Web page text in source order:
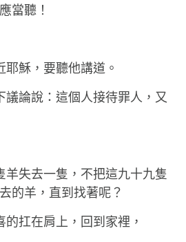
當聽！
穌，要聽他講道。
議論說：這個人接待罪人，又
羊失去一隻，不把這九十九隻
的羊，直到找著呢？
扛在肩上，回到家裡，